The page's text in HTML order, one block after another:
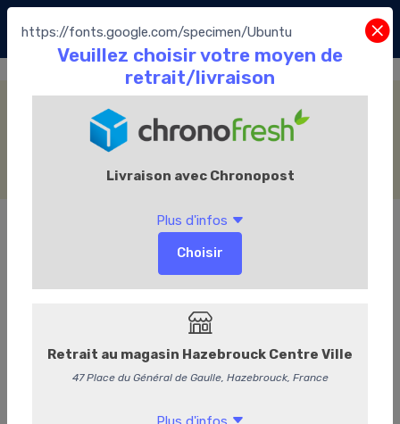
https://fonts.google.com/specimen/Ubuntu
La Boutique